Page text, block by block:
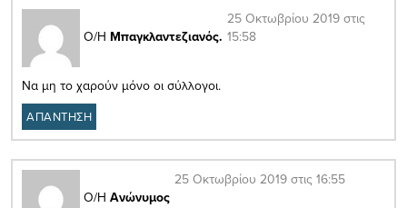
Ο/Η Μπαγκλαντεζιανός.
25 Οκτωβρίου 2019 στις
15:58
Να μη το χαρούν μόνο οι σύλλογοι.
ΑΠΑΝΤΗΣΗ
Ο/Η Ανώνυμος
25 Οκτωβρίου 2019 στις 16:55